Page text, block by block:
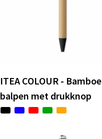
ITEA COLOUR - Bamboe
balpen met drukknop